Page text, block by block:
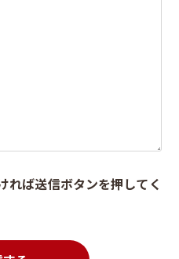
れば送信ボタンを押してく